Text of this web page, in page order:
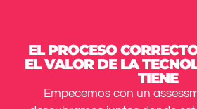
EL PROCESO
EL VALOR DE LA
TIENE
Empecemos con un